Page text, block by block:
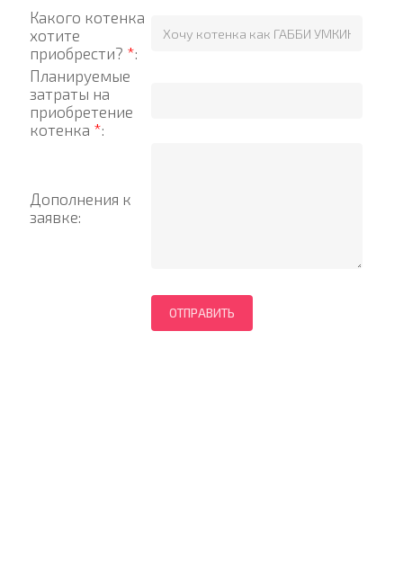
Какого котенка
хотите
приобрести? *:
Планируемые
затраты на
приобретение
котенка *:
Дополнения к
заявке: